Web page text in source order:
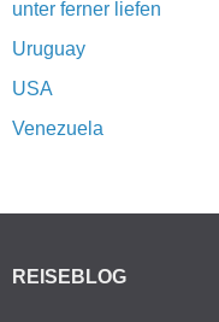
unter ferner liefen
Uruguay
USA
Venezuela
REISEBLOG